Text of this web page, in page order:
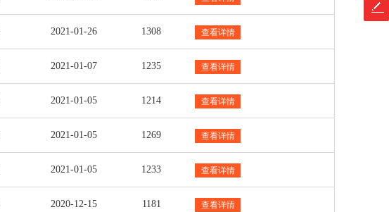
2021-01-26 1308 查看详情
2021-01-07 1235 查看详情
2021-01-05 1214 查看详情
2021-01-05 1269 查看详情
2021-01-05 1233 查看详情
2020-12-15 1181 查看详情